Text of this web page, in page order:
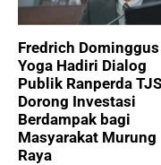
Fredrich Dominggus
Yoga Hadiri Dialog
Publik Ranperda
Dorong Investasi
Berdampak bagi
Masyarakat Murung
Raya